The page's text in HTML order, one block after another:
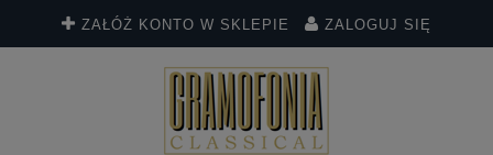
ZAŁÓŻ KONTO W SKLEPIE ZALOGUJ SIĘ